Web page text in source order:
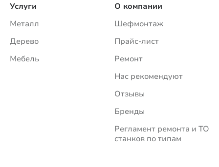
Услуги
Металл
Дерево
Мебель
О компании
Шефмонтаж
Прайс-лист
Ремонт
Нас рекомендуют
Отзывы
Бренды
Регламент ремонта и ТО
станков по типам